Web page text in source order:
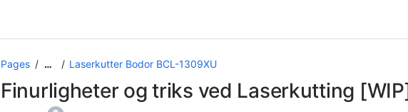
Pages … Laserkutter Bodor BCL-1309XU
Finurligheter og triks ved Laserkutting